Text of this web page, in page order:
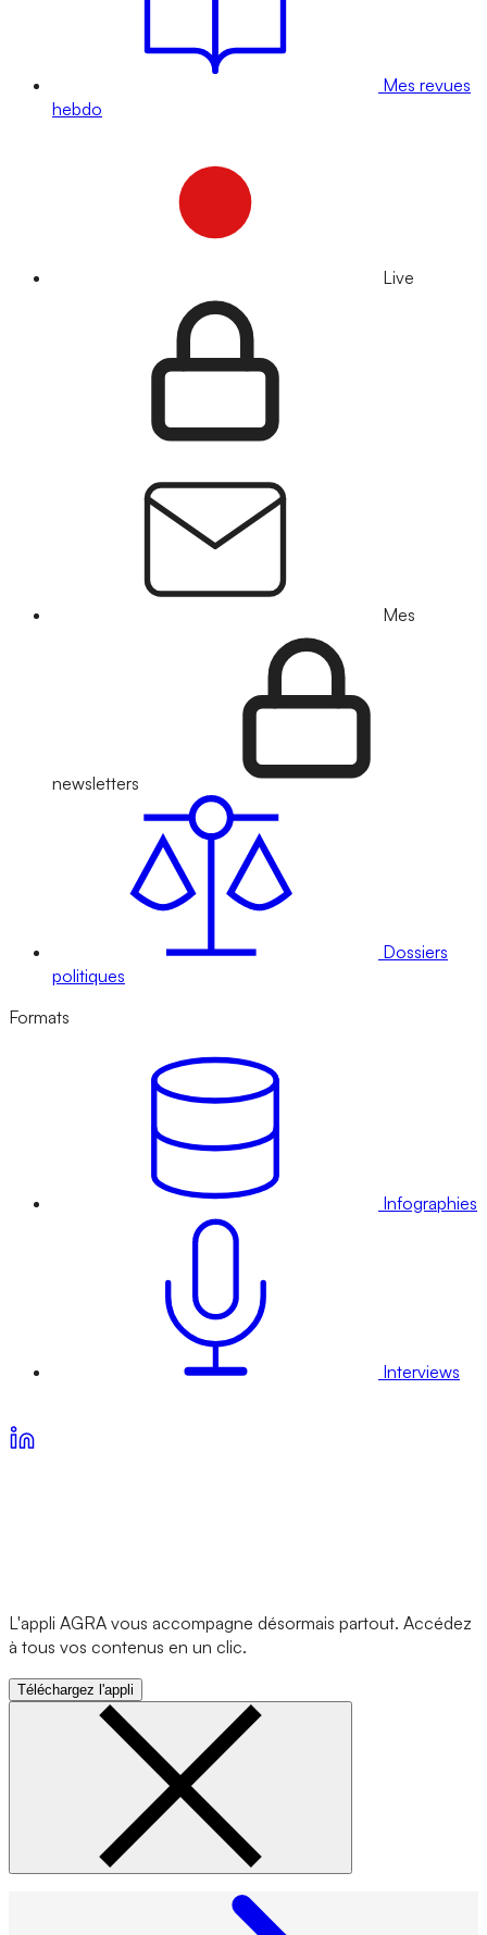
Mes revues
hebdo
Live
Mes
newsletters
Dossiers
politiques
Formats
Infographies
Interviews
L'appli AGRA vous accompagne désormais partout. Accédez
à tous vos contenus en un clic.
Téléchargez l'appli